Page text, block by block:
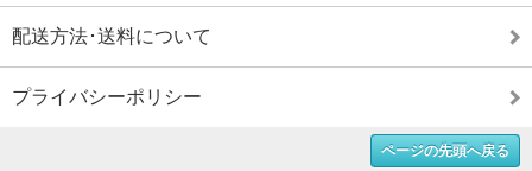
配送方法･送料について
プライバシーポリシー
ページの先頭へ戻る